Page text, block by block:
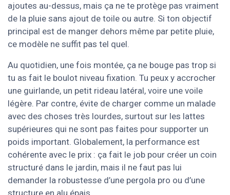
ajoutes au-dessus, mais ça ne te protège pas vraiment
de la pluie sans ajout de toile ou autre. Si ton objectif
principal est de manger dehors même par petite pluie,
ce modèle ne suffit pas tel quel.
Au quotidien, une fois montée, ça ne bouge pas trop si
tu as fait le boulot niveau fixation. Tu peux y accrocher
une guirlande, un petit rideau latéral, voire une voile
légère. Par contre, évite de charger comme un malade
avec des choses très lourdes, surtout sur les lattes
supérieures qui ne sont pas faites pour supporter un
poids important. Globalement, la performance est
cohérente avec le prix : ça fait le job pour créer un coin
structuré dans le jardin, mais il ne faut pas lui
demander la robustesse d’une pergola pro ou d’une